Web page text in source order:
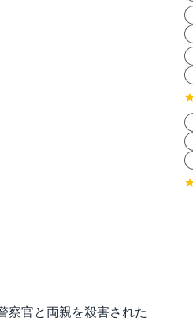
察官と両親を殺害された